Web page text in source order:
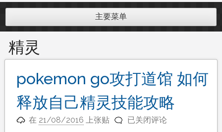
主要菜单
精灵
pokemon go攻打道馆 如何
释放自己精灵技能攻略
在 21/08/2016 上张贴
pokemon
已关闭评论